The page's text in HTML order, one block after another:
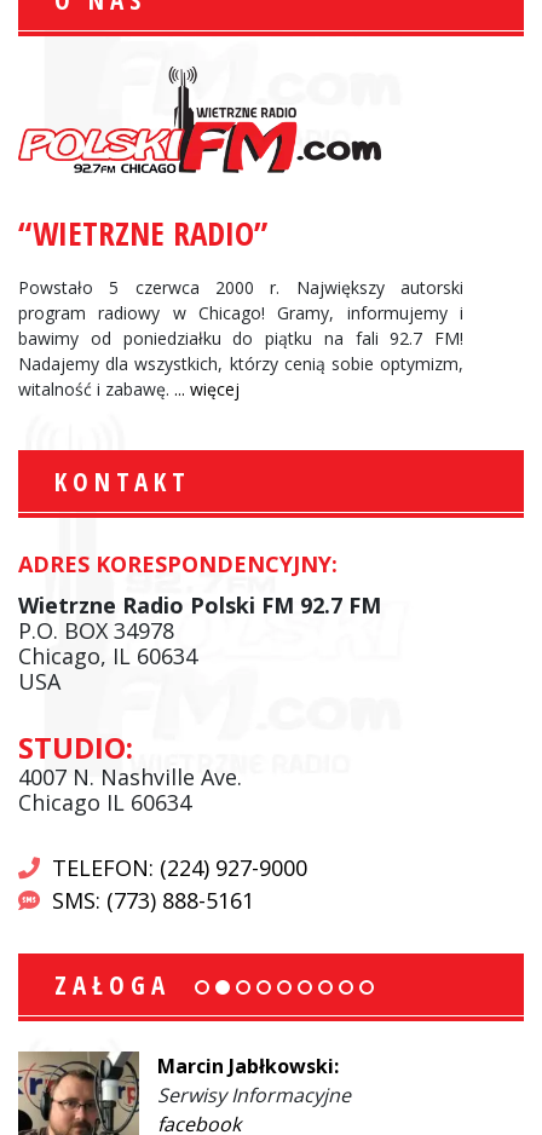
“WIETRZNE RADIO”
Powstało 5 czerwca 2000 r. Największy autorski
program radiowy w Chicago! Gramy, informujemy i
bawimy od poniedziałku do piątku na fali 92.7 FM!
Nadajemy dla wszystkich, którzy cenią sobie optymizm,
witalność i zabawę. ... więcej
KONTAKT
ADRES KORESPONDENCYJNY:
Wietrzne Radio Polski FM 92.7 FM
P.O. BOX 34978
Chicago, IL 60634
USA
STUDIO:
4007 N. Nashville Ave.
Chicago IL 60634
TELEFON: (224) 927-9000
SMS: (773) 888-5161
ZAŁOGA
Marcin Jabłkowski:
Serwisy Informacyjne
facebook